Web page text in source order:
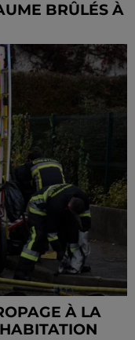
BRÛLÉS À
À LA